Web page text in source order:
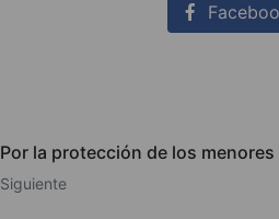
Por la protección de los
Siguiente